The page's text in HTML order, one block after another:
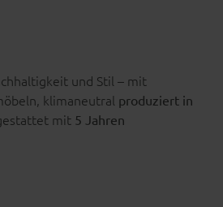
und Stil – mit
klimaneutral produziert in
mit 5 Jahren